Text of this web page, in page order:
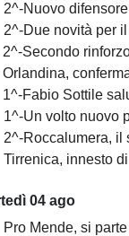
2^-Nuovo difensore
2^-Due novità per
2^-Secondo
Orlandina,
1^-Fabio Sottile
1^-Un volto nuovo
2^-Roccalumera, il
Tirrenica, innesto
04 ago
Pro Mende, si